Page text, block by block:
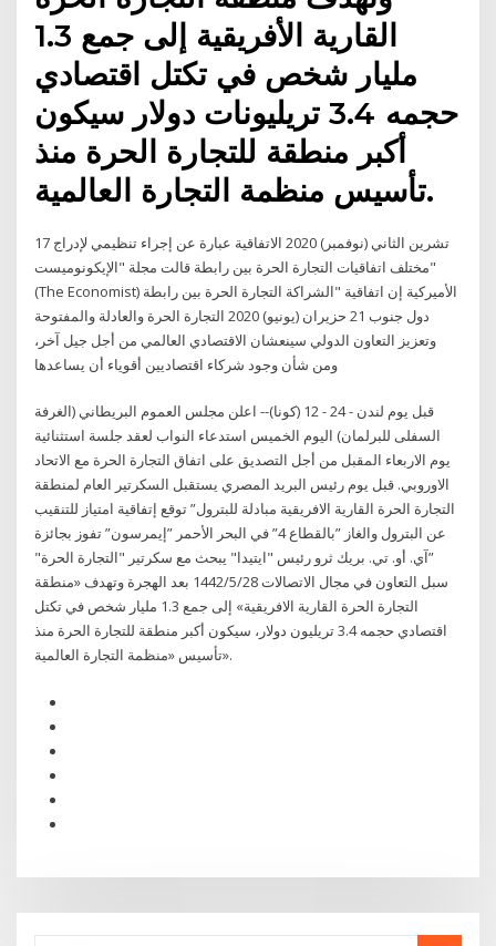
القارية الأفريقية إلى جمع 1.3
مليار شخص في تكتل اقتصادي
حجمه 3.4 تريليونات دولار سيكون
أكبر منطقة للتجارة الحرة منذ
تأسيس منظمة التجارة العالمية.
17 تشرين الثاني (نوفمبر) 2020 الاتفاقية عبارة عن إجراء تنظيمي لإدراج
مختلف اتفاقيات التجارة الحرة بين رابطة قالت مجلة "الإيكونوميست"
(The Economist) الأميركية إن اتفاقية "الشراكة التجارة الحرة بين رابطة
دول جنوب 21 حزيران (يونيو) 2020 التجارة الحرة والعادلة والمفتوحة
وتعزيز التعاون الدولي سينعشان الاقتصادي العالمي من أجل جيل آخر،
قبل يوم لندن - 24 - 12 (كونا)-- اعلن مجلس العموم البريطاني (الغرفة
السفلى للبرلمان) اليوم الخميس استدعاء النواب لعقد جلسة استثنائية
يوم الاربعاء المقبل من أجل التصديق على اتفاق التجارة الحرة مع الاتحاد
الاوروبي. قبل يوم رئيس البريد المصري يستقبل السكرتير العام لمنطقة
التجارة الحرة القارية الافريقية مبادلة للبترول” توقع إتفاقية امتياز للتنقيب
عن البترول والغاز ”بالقطاع 4” في البحر الأحمر ”إيمرسون” تفوز بجائزة
”آي. أو. تي. بريك ثرو رئيس "ايتيدا" يبحث مع سكرتير "التجارة الحرة"
سبل التعاون في مجال الاتصالات 28‏‏/5‏‏/1442 بعد الهجرة وتهدف «منطقة
التجارة الحرة القارية الافريقية» إلى جمع 1.3 مليار شخص في تكتل
اقتصادي حجمه 3.4 تريليون دولار، سيكون أكبر منطقة للتجارة الحرة منذ
تأسيس «منظمة التجارة العالمية».